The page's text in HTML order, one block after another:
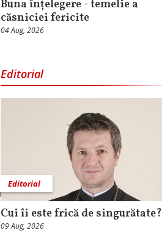
Buna înțelegere - temelie a
căsniciei fericite
04 Aug, 2026
Editorial
Editorial
Cui îi este frică de singurătate?
09 Aug, 2026